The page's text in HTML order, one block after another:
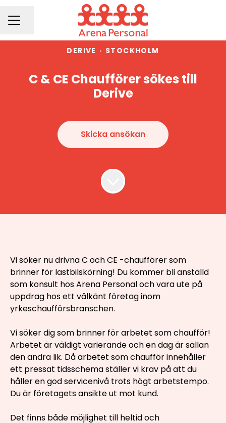
KARRIÄRMENY
Dela sidan
DERIVE · STOCKHOLM
C & CE Chaufförer sökes till
Derive
Skicka ansökan
Vi söker nu drivna C och CE -chaufförer som
brinner för lastbilskörning! Du kommer bli anställd
som konsult hos Arena Personal och vara ute på
uppdrag hos ett välkänt företag inom
yrkeschaufförsbranschen.
Vi söker dig som brinner för arbetet som chaufför!
Arbetet är väldigt varierande och en dag är sällan
den andra lik. Då arbetet som chaufför innehåller
ett pressat tidsschema ställer vi krav på att du
håller en god servicenivå trots högt arbetstempo.
Du är företagets ansikte ut mot kund.
Det finns både möjlighet till heltid och